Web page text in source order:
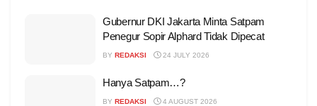
Gubernur DKI Jakarta Minta Satpam
Penegur Sopir Alphard Tidak Dipecat
BY REDAKSI 24 JULY 2026
Hanya Satpam…?
BY REDAKSI 4 AUGUST 2026